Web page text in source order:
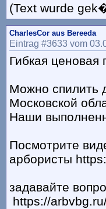
(Text wurde
CharlesCor aus Bereeda
Eintrag #3633 vom
Гибкая ценовая
Можно спилить
Московской
Наши
Посмотрите
арбористы
задавайте
https://